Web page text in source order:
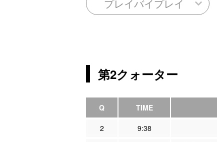
プレイバイプレイ
第2クォーター
Q TIME
2 9:38